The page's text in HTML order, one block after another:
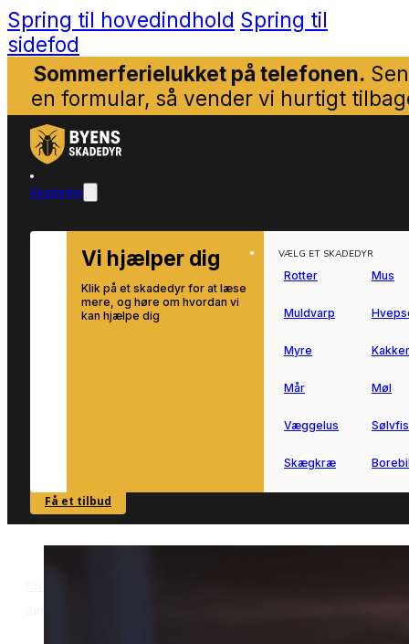
Spring til hovedindhold Spring til
sidefod
Sommerferielukket på telefonen.
en formular, så vender vi hurtigt
Skadedyr
Vi hjælper dig
Klik på et skadedyr for at læse
mere, og høre om hvordan vi
kan hjælpe dig
SE OVERSIGT
VÆLG ET SKADEDYR
Rotter Mus
Muldvarp
Myre
Mår Møl
Væggelus
Skægkræ
Få et tilbud